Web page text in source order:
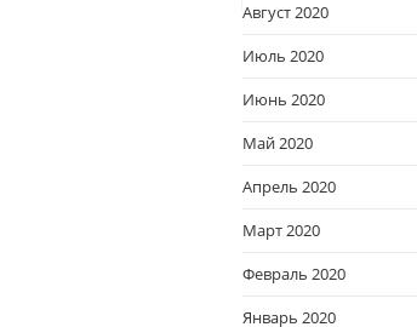
Август 2020
Июль 2020
Июнь 2020
Май 2020
Апрель 2020
Март 2020
Февраль 2020
Январь 2020